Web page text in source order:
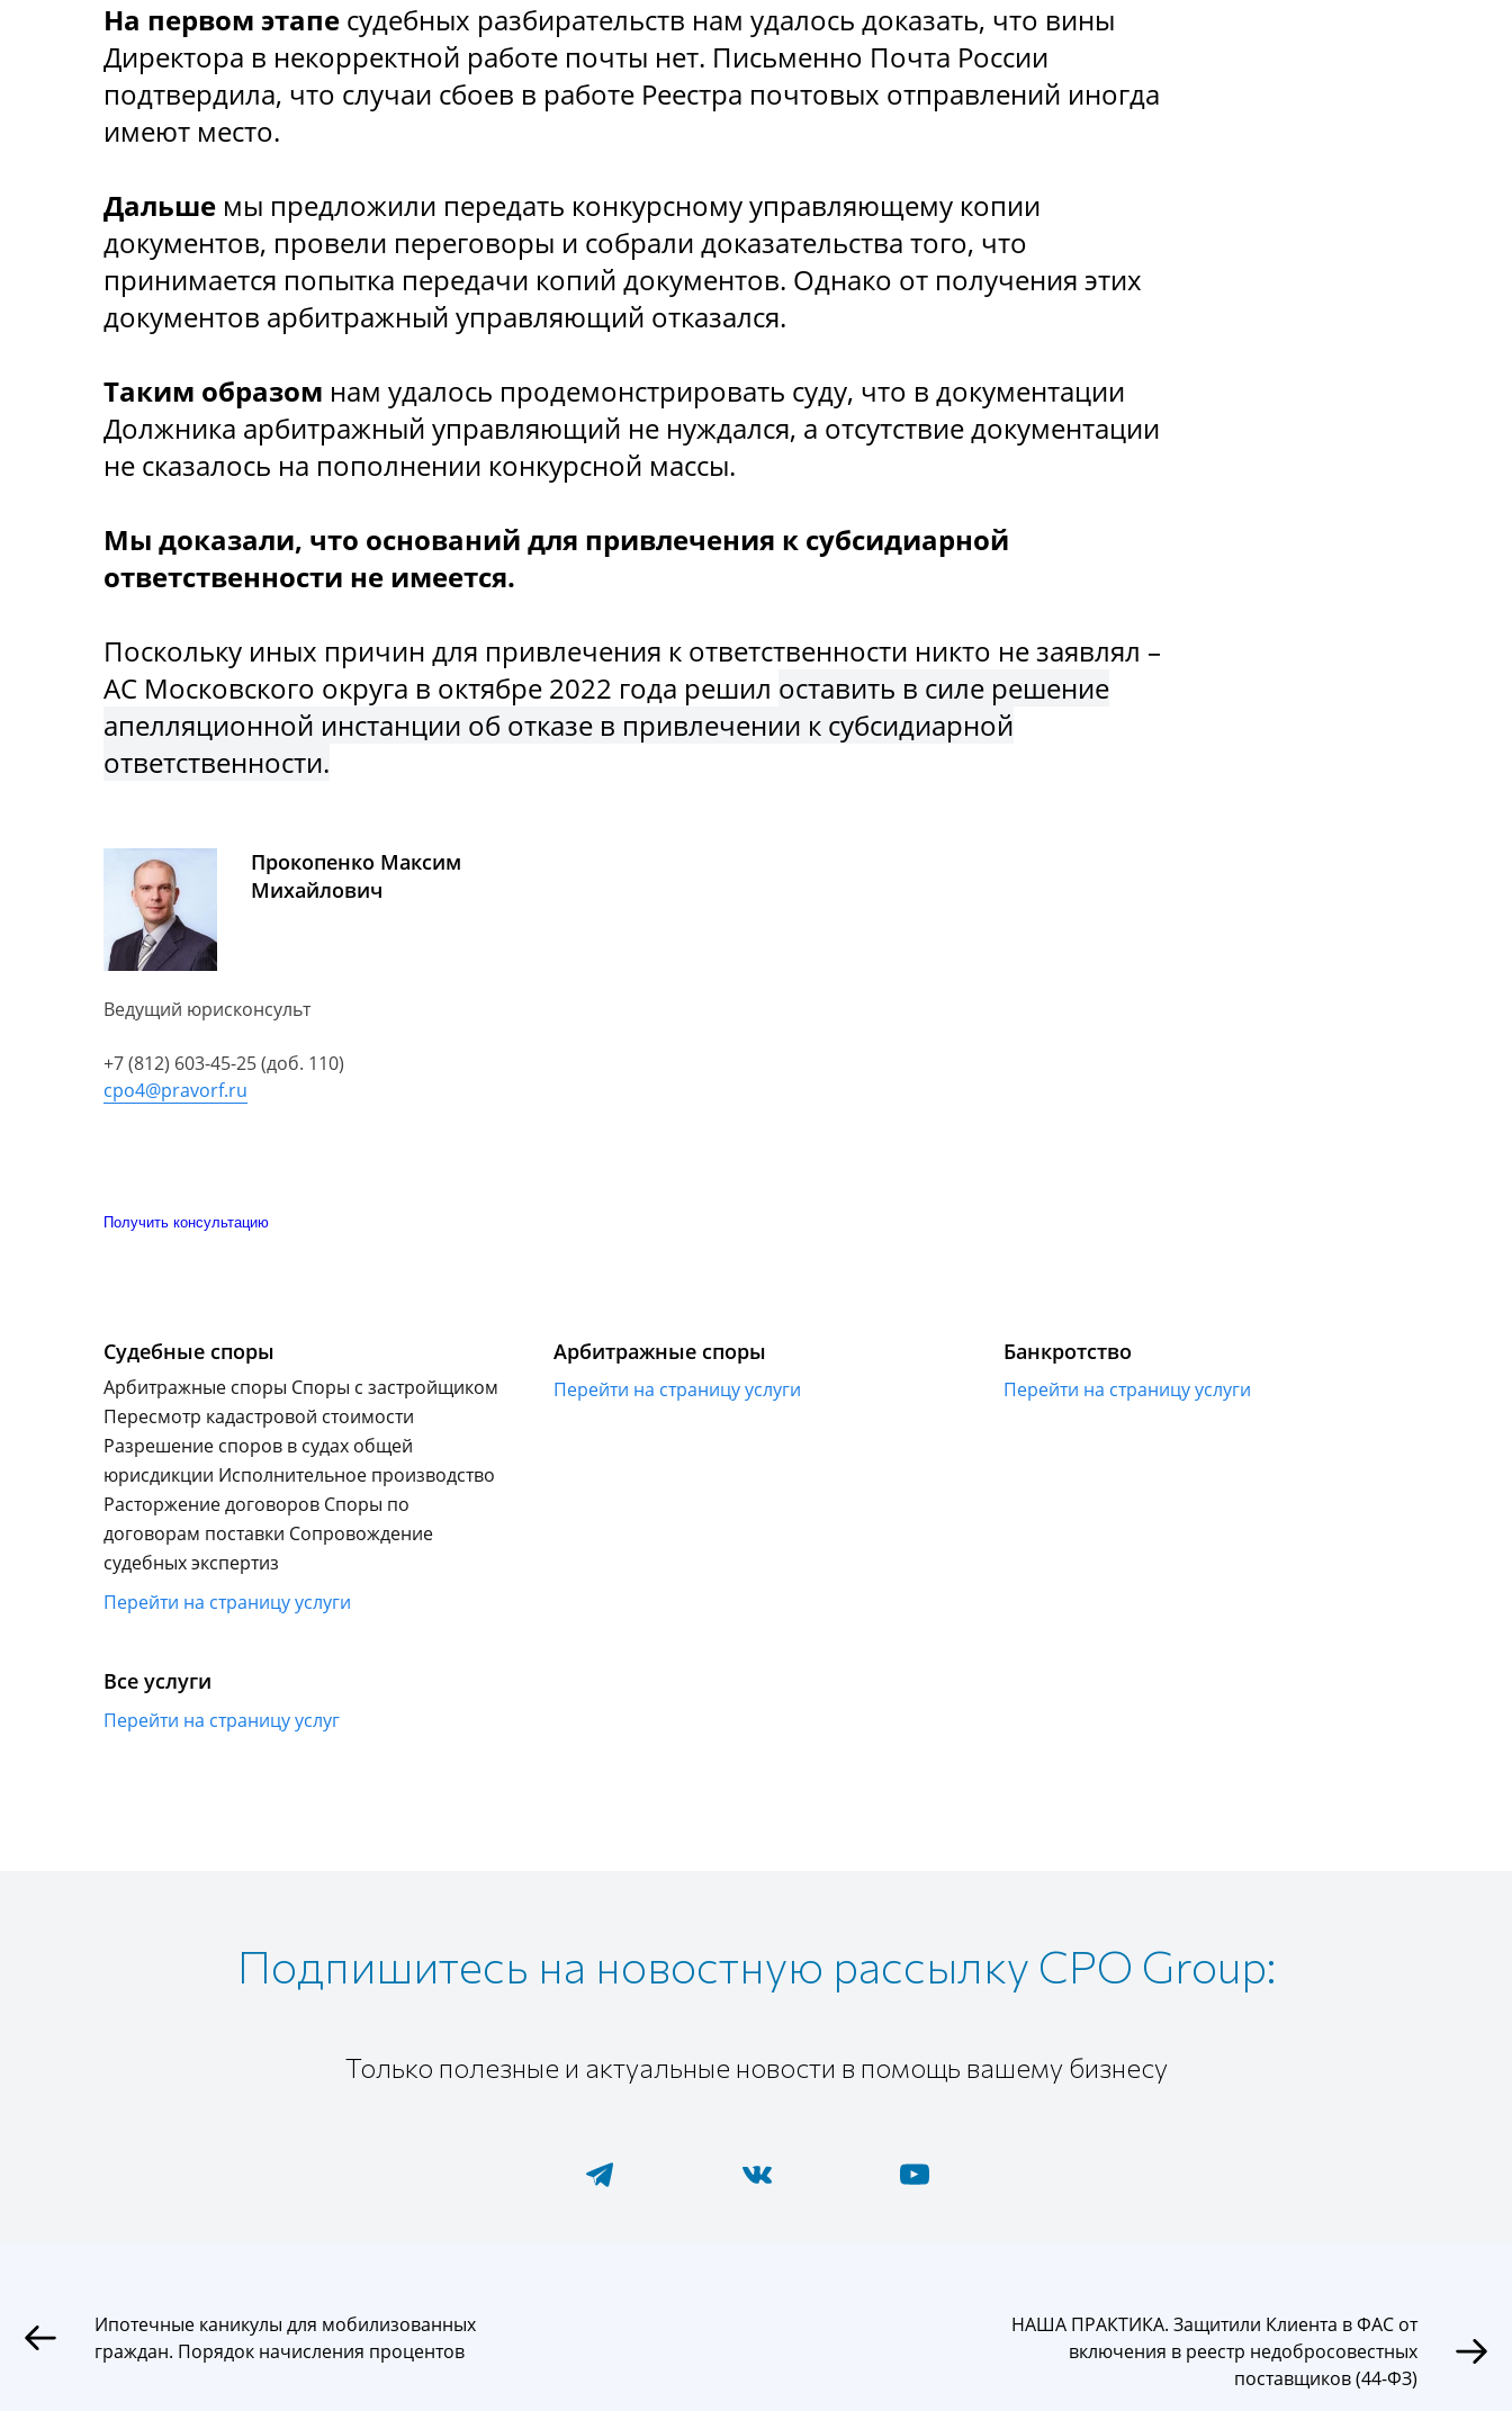
На первом этапе судебных разбирательств нам удалось доказать, что вины
Директора в некорректной работе почты нет. Письменно Почта России
подтвердила, что случаи сбоев в работе Реестра почтовых отправлений иногда
имеют место.
Дальше мы предложили передать конкурсному управляющему копии
документов, провели переговоры и собрали доказательства того, что
принимается попытка передачи копий документов. Однако от получения этих
документов арбитражный управляющий отказался.
Таким образом нам удалось продемонстрировать суду, что в документации
Должника арбитражный управляющий не нуждался, а отсутствие документации
не сказалось на пополнении конкурсной массы.
Мы доказали, что оснований для привлечения к субсидиарной
ответственности не имеется.
Поскольку иных причин для привлечения к ответственности никто не заявлял –
АС Московского округа в октябре 2022 года решил оставить в силе решение
апелляционной инстанции об отказе в привлечении к субсидиарной
ответственности.
Прокопенко Максим
Михайлович
Ведущий юрисконсульт
+7 (812) 603-45-25 (доб. 110)
cpo4@pravorf.ru
Получить консультацию
Судебные споры
Арбитражные споры Споры с застройщиком
Пересмотр кадастровой стоимости
Разрешение споров в судах общей
юрисдикции Исполнительное производство
Расторжение договоров Споры по
договорам поставки Сопровождение
судебных экспертиз
Перейти на страницу услуги
Арбитражные споры
Перейти на страницу услуги
Банкротство
Перейти на страницу услуги
Все услуги
Перейти на страницу услуг
Подпишитесь на новостную рассылку CPO Group:
Только полезные и актуальные новости в помощь вашему бизнесу
Ипотечные каникулы для мобилизованных
граждан. Порядок начисления процентов
НАША ПРАКТИКА. Защитили Клиента в ФАС от
включения в реестр недобросовестных
поставщиков (44-ФЗ)